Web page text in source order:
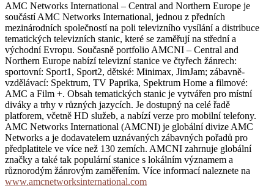
AMC Networks International – Central and Northern Europe je
součástí AMC Networks International, jednou z předních
mezinárodních společností na poli televizního vysílání a distribuce
tematických televizních stanic, které se zaměřují na střední a
východní Evropu. Současně portfolio AMCNI – Central and
Northern Europe nabízí televizní stanice ve čtyřech žánrech:
sportovní: Sport1, Sport2, dětské: Minimax, JimJam; zábavně-
vzdělávací: Spektrum, TV Paprika, Spektrum Home a filmové:
AMC a Film +. Obsah tematických stanic je vytvářen pro místní
diváky a trhy v různých jazycích. Je dostupný na celé řadě
platforem, včetně HD služeb, a nabízí verze pro mobilní telefony.
AMC Networks International (AMCNI) je globální divize AMC
Networks a je dodavatelem uznávaných zábavných pořadů pro
předplatitele ve více než 130 zemích. AMCNI zahrnuje globální
značky a také tak populární stanice s lokálním významem a
různorodým žánrovým zaměřením. Více informací naleznete na
www.amcnetworksinternational.com